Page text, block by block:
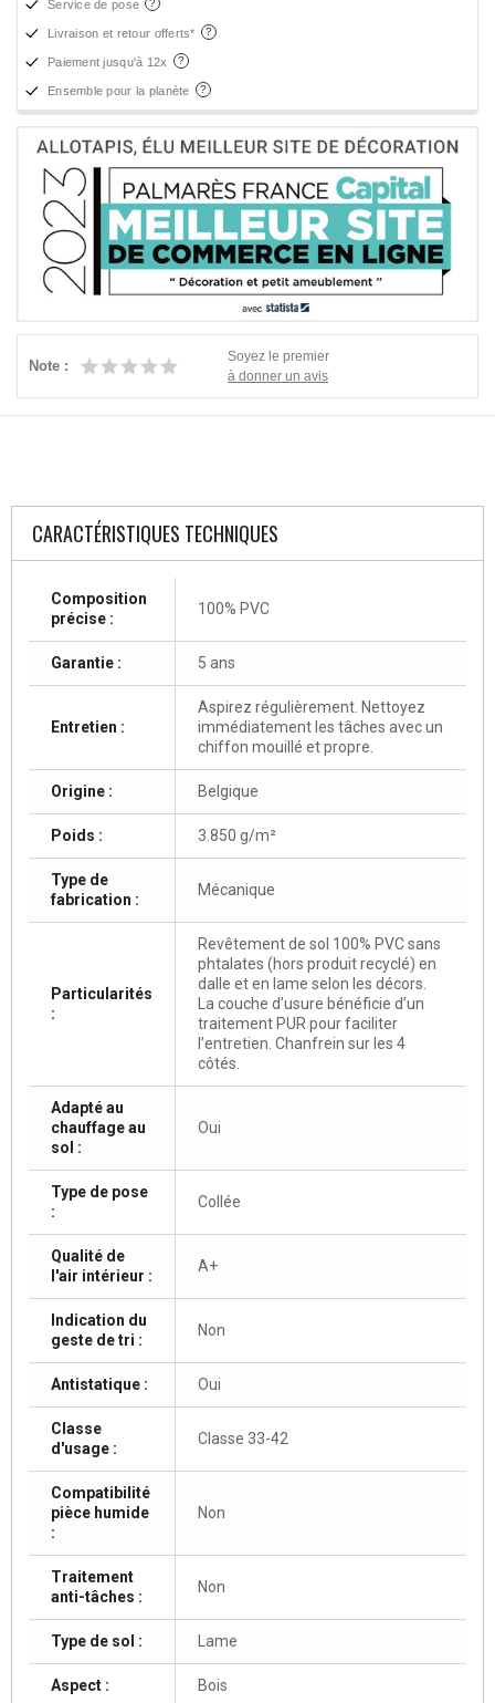
Service de pose
Livraison et retour offerts*
Paiement jusqu'à 12x
Ensemble pour la planète
Note :
Soyez le premier
à donner un avis
CARACTÉRISTIQUES TECHNIQUES
Composition
précise :
100% PVC
Garantie : 5 ans
Entretien :
Aspirez régulièrement. Nettoyez
immédiatement les tâches avec un
chiffon mouillé et propre.
Origine : Belgique
Poids : 3.850 g/m²
Type de
fabrication :
Mécanique
Particularités
:
Revêtement de sol 100% PVC sans
phtalates (hors produit recyclé) en
dalle et en lame selon les décors.
La couche d’usure bénéficie d’un
traitement PUR pour faciliter
l’entretien. Chanfrein sur les 4
côtés.
Adapté au
chauffage au
sol :
Oui
Type de pose
:
Collée
Qualité de
l'air intérieur :
A+
Indication du
geste de tri :
Non
Antistatique : Oui
Classe
d'usage :
Classe 33-42
Compatibilité
pièce humide
:
Non
Traitement
anti-tâches :
Non
Type de sol : Lame
Aspect : Bois